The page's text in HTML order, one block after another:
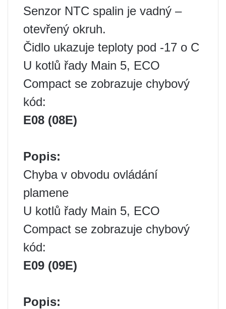
Senzor NTC spalin je vadný –
otevřený okruh.
Čidlo ukazuje teploty pod -17 o C
U kotlů řady Main 5, ECO
Compact se zobrazuje chybový
kód:
E08 (08E)
Popis:
Chyba v obvodu ovládání
plamene
U kotlů řady Main 5, ECO
Compact se zobrazuje chybový
kód:
E09 (09E)
Popis: